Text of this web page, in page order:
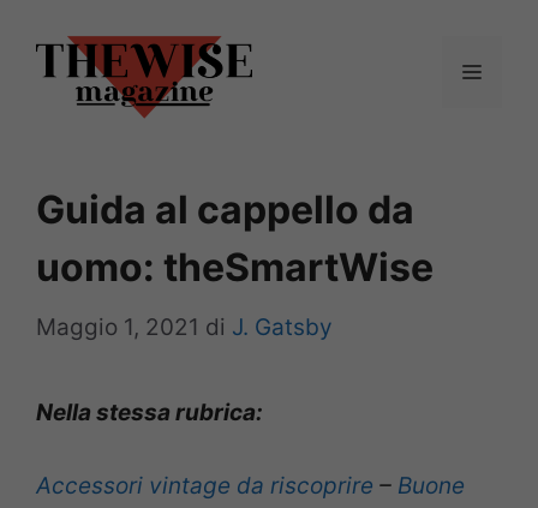
contenuto
Menu
Guida al cappello da
uomo: theSmartWise
Maggio 1, 2021 di J. Gatsby
Nella stessa rubrica:
Accessori vintage da riscoprire – Buone